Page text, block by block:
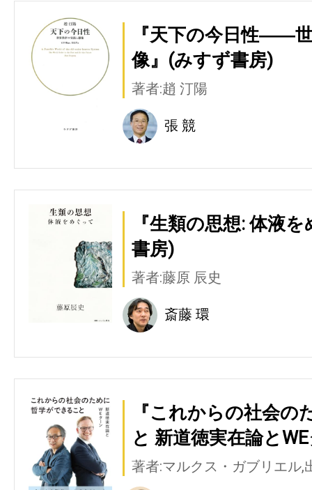
『天下の今日性――
像』(みすず書房)
著者:趙 汀陽
張 競
『生類の思想: 体液
書房)
著者:藤原 辰史
斎藤 環
『これからの社会
と 新道徳実在論と
著者:マルクス・ガブリエル,